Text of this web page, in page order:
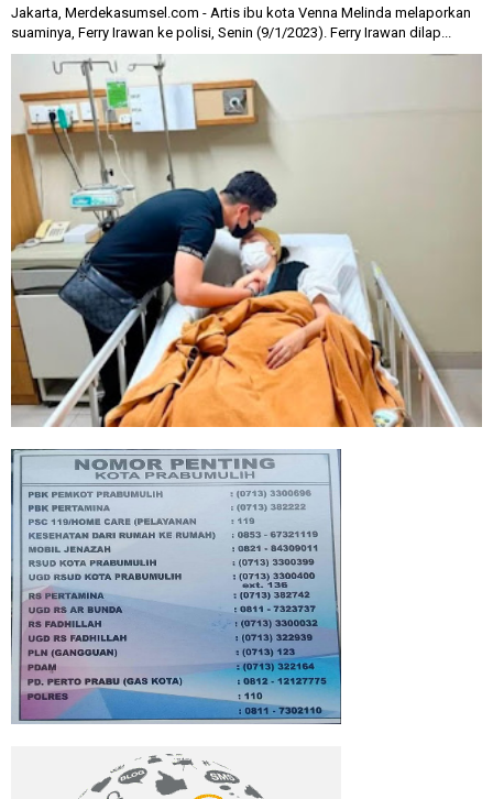
Jakarta, Merdekasumsel.com - Artis ibu kota Venna Melinda melaporkan
suaminya, Ferry Irawan ke polisi, Senin (9/1/2023). Ferry Irawan dilap...